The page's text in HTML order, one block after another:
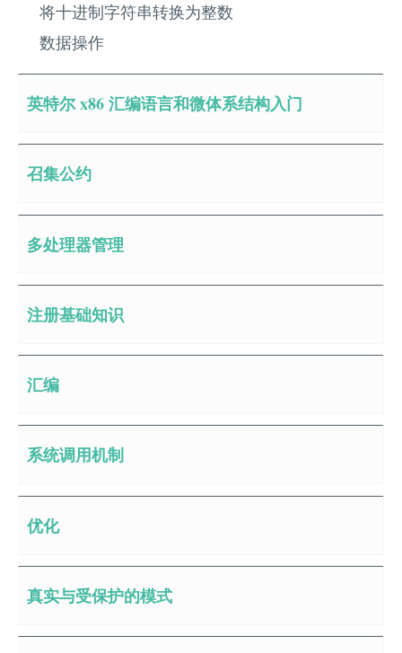
将十进制字符串转换为整数
数据操作
英特尔 x86 汇编语言和微体系结构入门
召集公约
多处理器管理
注册基础知识
汇编
系统调用机制
优化
真实与受保护的模式